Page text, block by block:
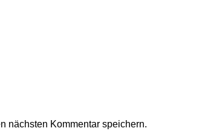
nächsten Kommentar speichern.